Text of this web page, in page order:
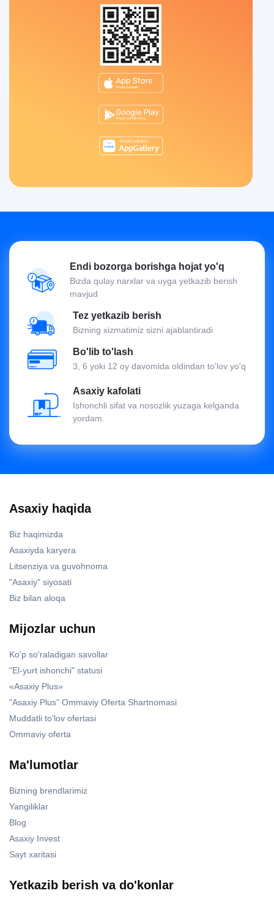
Endi bozorga borishga hojat yo'q
Bizda qulay narxlar va uyga yetkazib berish
mavjud
Tez yetkazib berish
Bizning xizmatimiz sizni ajablantiradi
Bo'lib to'lash
3, 6 yoki 12 oy davomida oldindan to'lov yo'q
Asaxiy kafolati
Ishonchli sifat va nosozlik yuzaga kelganda
yordam.
Asaxiy haqida
Biz haqimizda
Asaxiyda karyera
Litsenziya va guvohnoma
"Asaxiy" siyosati
Biz bilan aloqa
Mijozlar uchun
Ko'p so'raladigan savollar
"El-yurt ishonchi" statusi
«Asaxiy Plus»
"Asaxiy Plus" Ommaviy Oferta Shartnomasi
Muddatli to'lov ofertasi
Ommaviy oferta
Ma'lumotlar
Bizning brendlarimiz
Yangiliklar
Blog
Asaxiy Invest
Sayt xaritasi
Yetkazib berish va do'konlar